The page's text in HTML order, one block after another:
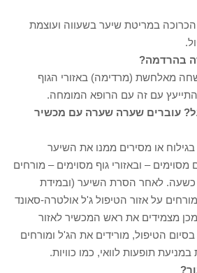
במריטת שיער בשעווה ועוצמת
בהרדמה?
מאלחשת (מרדימה) באזורי הגוף
עם זה עם הרופא המומחה.
עוברים שערה שערה עם מכשיר
או מסירים ממנו את השיער
– ובאזורי גוף מסוימים – מורחים
לאחר הסרת השיער (ובמידת
על אזור הטיפול ג'ל אולטרה-סאונד
מצמידים את ראש המכשיר לאזור
בסיום הטיפול, מורידים את הג'ל ומורחים
תופעות לוואי, כמו כוויות.
?